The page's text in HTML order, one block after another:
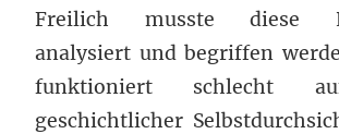
Freilich musste diese
analysiert und begriffen
funktioniert schlecht
geschichtlicher